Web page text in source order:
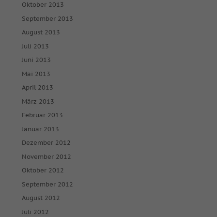
Oktober 2013
September 2013
August 2013
Juli 2013
Juni 2013
Mai 2013
April 2013
März 2013
Februar 2013
Januar 2013
Dezember 2012
November 2012
Oktober 2012
September 2012
August 2012
Juli 2012
Datenschutzeinstellungen
Essenziell (1)
sind für die einwandfreie Funktion der Website erforderlich.
verwendet, um personalisierte Werbung anzuzeigen. Sie tun dies,
indem sie Besucher über Websites hinweg verfolgen.
Cookie-Informationen anzeigen
Externe Medien (7)
werden standardmäßig blockiert. Wenn Cookies von externen